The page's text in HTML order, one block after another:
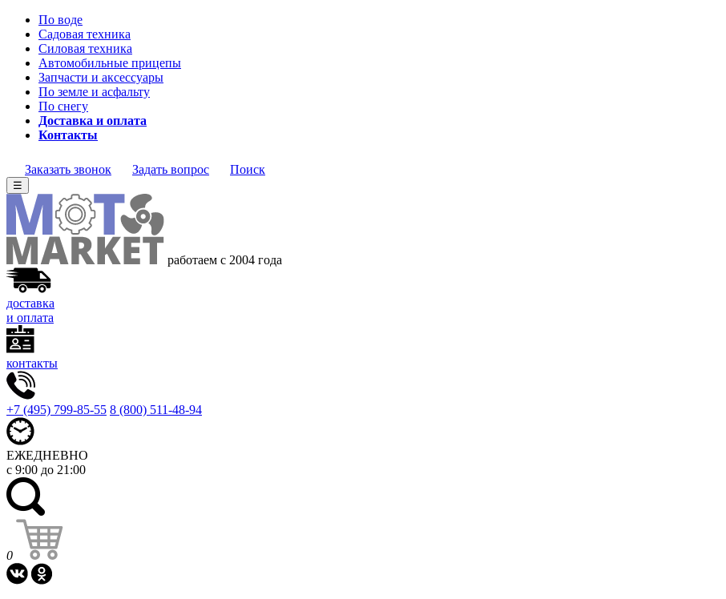
По воде
Садовая техника
Силовая техника
Автомобильные прицепы
Запчасти и аксессуары
По земле и асфальту
По снегу
Доставка и оплата
Контакты
Заказать звонок Задать вопрос Поиск
☰
работаем с 2004 года
доставка
и оплата
контакты
+7 (495) 799-85-55 8 (800) 511-48-94
ЕЖЕДНЕВНО
с 9:00 до 21:00
0